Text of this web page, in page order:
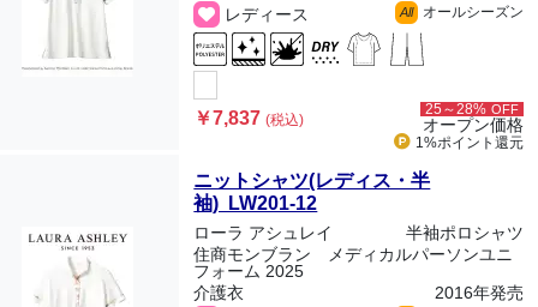
レディース
All オールシーズン
￥7,837(税込)
25～28% OFF
オープン価格
1%ポイント 還元
ニットシャツ(レディス・半
袖) LW201-12
ローラ アシュレイ
半袖ポロシャツ
住商モンブラン メディカルパーソンユニ
フォーム 2025
介護衣
2016年発売